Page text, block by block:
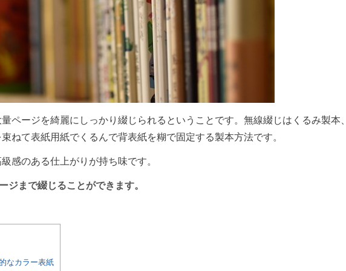
ページを綺麗にしっかり綴じられるということです。無線綴じはくるみ製本、
ねて表紙用紙でくるんで背表紙を糊で固定する製本方法です。
感のある仕上がりが持ち味です。
ジまで綴じることができます。
なカラー表紙